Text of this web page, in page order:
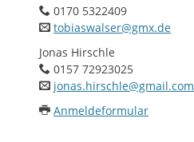
0170 5322409
tobiaswalser@gmx.de
Jonas Hirschle
0157 72923025
jonas.hirschle@gmail.com
Anmeldeformular